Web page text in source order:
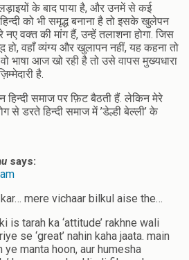
के बाद पाया है, और उनमें से कई
को भी समृद्ध बनाना है तो इसके खुलेपन
नए वक्त की मांग हैं, उन्हें तलाशना होगा. जिस
हो, वहाँ व्यंग्य और खुलापन नहीं, यह कहना तो
भाषा आज खो रही है तो उसे वापस मुख्यधारा
है.
हिन्दी समाज पर फ़िट बैठती हैं. लेकिन मेरे
डरते हिन्दी समाज में ’डेल्ही बेल्ली’ के
says:
mere vichaar bilkul aise the…
is tarah ka ‘attitude’ rakhne wali
se ‘great’ nahin kaha jaata. main
manta hoon, aur humesha